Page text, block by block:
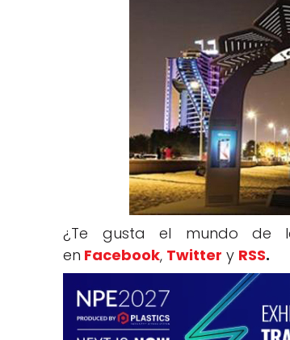
¿Te gusta el mundo de
en Facebook, Twitter y RSS.